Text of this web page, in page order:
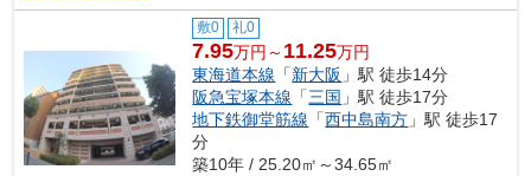
敷0 礼0
7.95万円～ 11.25万円
東海道本線 「新大阪 」駅 徒歩14分
阪急宝塚本線 「三国 」駅 徒歩17分
地下鉄御堂筋線 「西中島南方 」駅 徒歩17
分
築10年 / 25.20㎡～34.65㎡